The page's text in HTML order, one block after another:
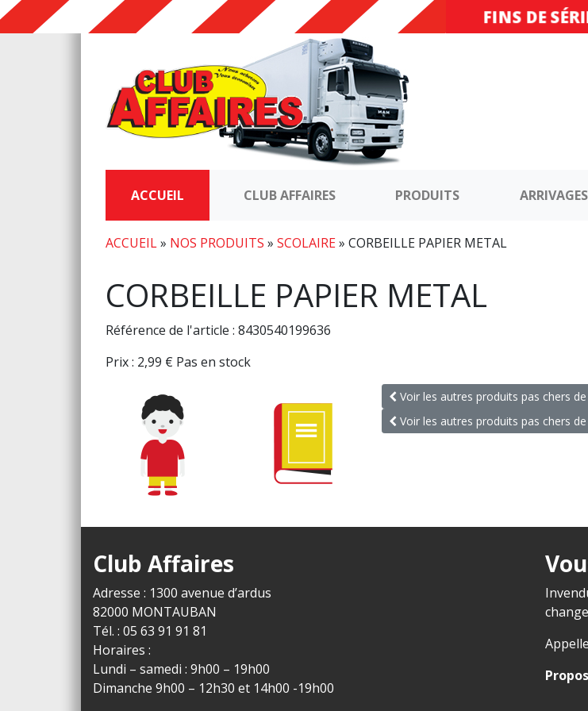
FINS DE
ACCUEIL CLUB AFFAIRES PRODUITS ARRIVAGES
ACCUEIL» NOS PRODUITS » SCOLAIRE» CORBEILLE PAPIER METAL
CORBEILLE PAPIER METAL
Référence de l'article : 8430540199636
Prix : 2,99 € Pas en stock
Voir les autres produits pas chers
Voir les autres produits pas chers
Club Affaires
Adresse : 1300 avenue d’ardus
82000 MONTAUBAN
Tél. : 05 63 91 91 81
Horaires :
Lundi – samedi : 9h00 – 19h00
Dimanche 9h00 – 12h30 et 14h00 -19h00